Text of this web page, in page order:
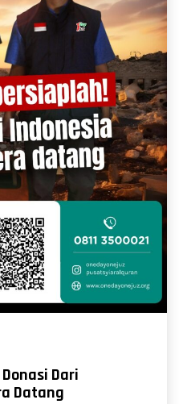
Dari
Datang